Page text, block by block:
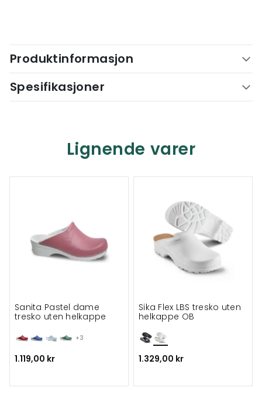
Produktinformasjon
Spesifikasjoner
Lignende varer
+3
Sanita Pastel dame
tresko uten helkappe
1.119,00 kr
Sika Flex LBS tresko uten
helkappe OB
1.329,00 kr